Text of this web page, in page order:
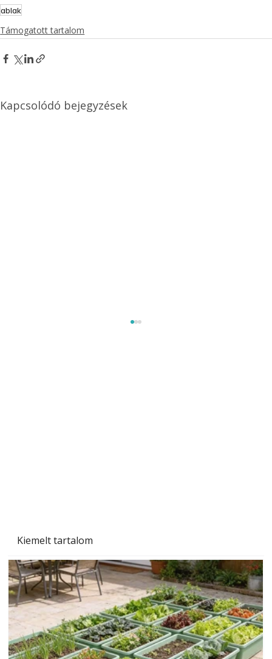
Kiemelt tartalom
ablak
Támogatott tartalom
Kapcsolódó bejegyzések